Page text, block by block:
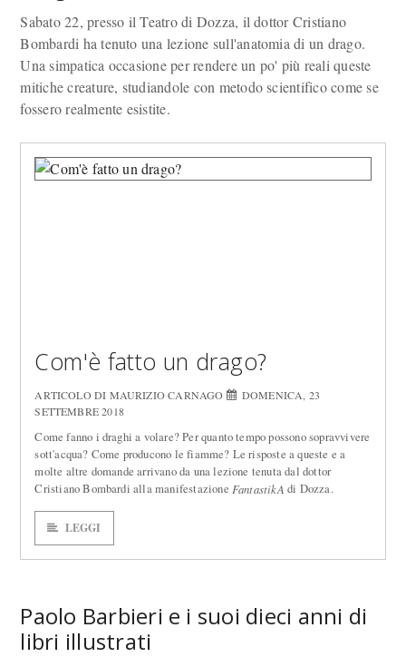
Sabato 22, presso il Teatro di Dozza, il dottor Cristiano
Bombardi ha tenuto una lezione sull'anatomia di un drago.
Una simpatica occasione per rendere un po' più reali queste
mitiche creature, studiandole con metodo scientifico come se
fossero realmente esistite.
Com'è fatto un drago?
ARTICOLO DI MAURIZIO CARNAGO
DOMENICA, 23
SETTEMBRE 2018
Come fanno i draghi a volare? Per quanto tempo possono sopravvivere
sott'acqua? Come producono le fiamme? Le risposte a queste e a
molte altre domande arrivano da una lezione tenuta dal dottor
Cristiano Bombardi alla manifestazione FantastikA di Dozza.
LEGGI
Paolo Barbieri e i suoi dieci anni di
libri illustrati